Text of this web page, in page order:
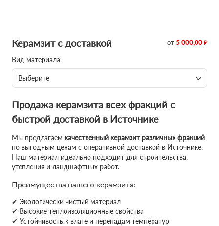
Керамзит с доставкой от 5 000,00 ₽
Вид материала
Выберите
Продажа керамзита всех фракций с
быстрой доставкой в Источнике
Мы предлагаем качественный керамзит различных фракций
по выгодным ценам с оперативной доставкой в Источнике.
Наш материал идеально подходит для строительства,
утепления и ландшафтных работ.
Преимущества нашего керамзита:
✔ Экологически чистый материал
✔ Высокие теплоизоляционные свойства
✔ Устойчивость к влаге и перепадам температур